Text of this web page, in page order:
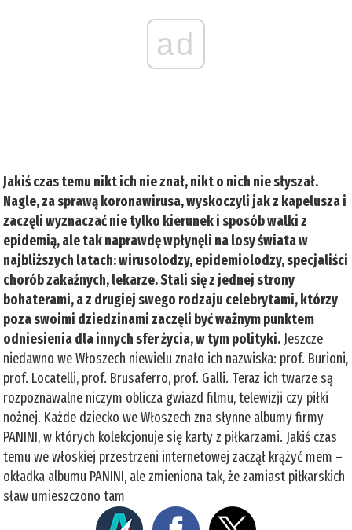
ad
Jakiś czas temu nikt ich nie znał, nikt o nich nie słyszał.
Nagle, za sprawą koronawirusa, wyskoczyli jak z kapelusza i
zaczęli wyznaczać nie tylko kierunek i sposób walki z
epidemią, ale tak naprawdę wpłynęli na losy świata w
najbliższych latach: wirusolodzy, epidemiolodzy, specjaliści
chorób zakaźnych, lekarze. Stali się z jednej strony
bohaterami, a z drugiej swego rodzaju celebrytami, którzy
poza swoimi dziedzinami zaczęli być ważnym punktem
odniesienia dla innych sfer życia, w tym polityki. Jeszcze
niedawno we Włoszech niewielu znało ich nazwiska: prof. Burioni,
prof. Locatelli, prof. Brusaferro, prof. Galli. Teraz ich twarze są
rozpoznawalne niczym oblicza gwiazd filmu, telewizji czy piłki
nożnej. Każde dziecko we Włoszech zna słynne albumy firmy
PANINI, w których kolekcjonuje się karty z piłkarzami. Jakiś czas
temu we włoskiej przestrzeni internetowej zaczął krążyć mem –
okładka albumu PANINI, ale zmieniona tak, że zamiast piłkarskich
sław umieszczono tam